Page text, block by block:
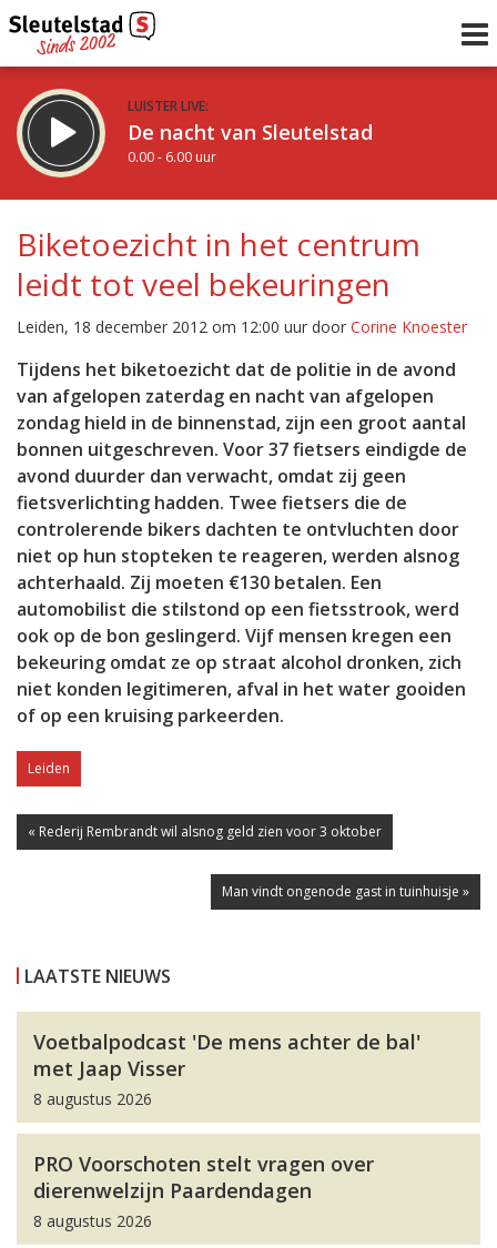
LUISTER LIVE:
De nacht van Sleutelstad
0.00 - 6.00 uur
De ochtend van Sleutelstad
6.00 - 12.00 uur
Vorig uur
uur 1 van 0
Inklappen
Biketoezicht in het centrum
leidt tot veel bekeuringen
Leiden, 18 december 2012 om 12:00 uur door Corine Knoester
Tijdens het biketoezicht dat de politie in de avond
van afgelopen zaterdag en nacht van afgelopen
zondag hield in de binnenstad, zijn een groot aantal
bonnen uitgeschreven. Voor 37 fietsers eindigde de
avond duurder dan verwacht, omdat zij geen
fietsverlichting hadden. Twee fietsers die de
controlerende bikers dachten te ontvluchten door
niet op hun stopteken te reageren, werden alsnog
achterhaald. Zij moeten €130 betalen. Een
automobilist die stilstond op een fietsstrook, werd
ook op de bon geslingerd. Vijf mensen kregen een
bekeuring omdat ze op straat alcohol dronken, zich
niet konden legitimeren, afval in het water gooiden
of op een kruising parkeerden.
Leiden
« Rederij Rembrandt wil alsnog geld zien voor 3 oktober
Man vindt ongenode gast in tuinhuisje »
LAATSTE NIEUWS
Voetbalpodcast 'De mens achter de bal'
met Jaap Visser
8 augustus 2026
PRO Voorschoten stelt vragen over
dierenwelzijn Paardendagen
8 augustus 2026